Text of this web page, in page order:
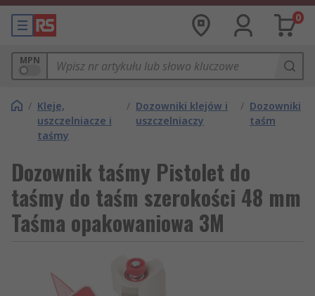
0
MPN
/ Kleje,
uszczelniacze i
taśmy
/ Dozowniki klejów i
uszczelniaczy
/ Dozowniki
taśm
Dozownik taśmy Pistolet do
taśmy do taśm szerokości 48 mm
Taśma opakowaniowa 3M